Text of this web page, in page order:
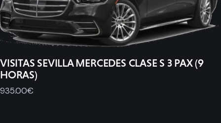
VISITAS SEVILLA MERCEDES CLASE S 3 PAX (9
HORAS)
935.00€